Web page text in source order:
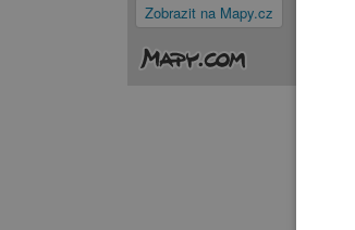
Zobrazit na Mapy.cz